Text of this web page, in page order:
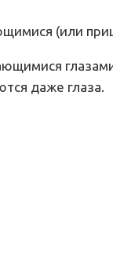
(или
даже глаза.